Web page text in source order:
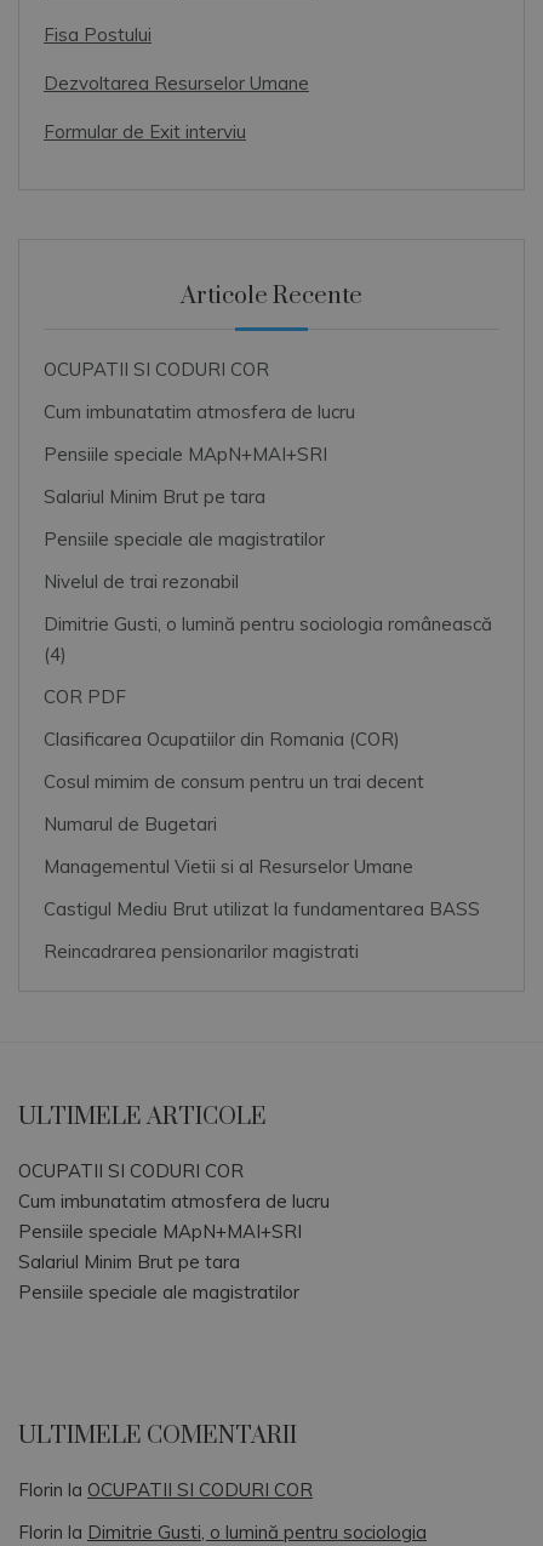
Fisa Postului
Dezvoltarea Resurselor Umane
Formular de Exit interviu
Articole Recente
OCUPATII SI CODURI COR
Cum imbunatatim atmosfera de lucru
Pensiile speciale MApN+MAI+SRI
Salariul Minim Brut pe tara
Pensiile speciale ale magistratilor
Nivelul de trai rezonabil
Dimitrie Gusti, o lumină pentru sociologia românească
(4)
COR PDF
Clasificarea Ocupatiilor din Romania (COR)
Cosul mimim de consum pentru un trai decent
Numarul de Bugetari
Managementul Vietii si al Resurselor Umane
Castigul Mediu Brut utilizat la fundamentarea BASS
Reincadrarea pensionarilor magistrati
ULTIMELE ARTICOLE
OCUPATII SI CODURI COR
Cum imbunatatim atmosfera de lucru
Pensiile speciale MApN+MAI+SRI
Salariul Minim Brut pe tara
Pensiile speciale ale magistratilor
ULTIMELE COMENTARII
Florin la OCUPATII SI CODURI COR
Florin la Dimitrie Gusti, o lumină pentru sociologia